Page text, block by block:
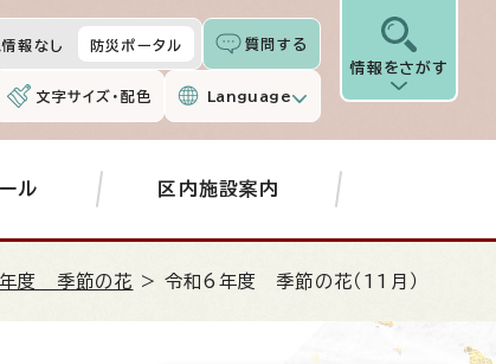
報なし 防災ポータル 質問する
文字サイズ・配色 Language
情報をさがす
ル 区内施設案内
度 季節の花 > 令和6年度 季節の花（11月）